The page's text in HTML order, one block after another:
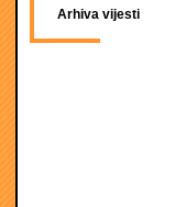
Arhiva vijesti